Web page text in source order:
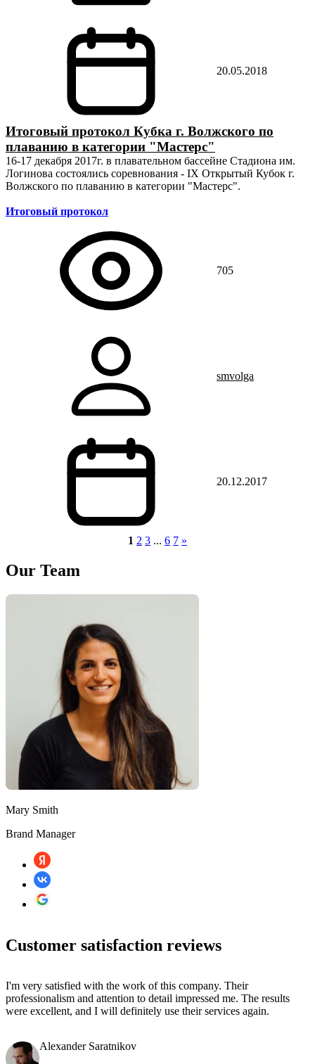
20.05.2018
Итоговый протокол Кубка г. Волжского по
плаванию в категории "Мастерс"
16-17 декабря 2017г. в плавательном бассейне Стадиона им.
Логинова состоялись соревнования - IX Открытый Кубок г.
Волжского по плаванию в категории "Мастерс".
Итоговый протокол
705
smvolga
20.12.2017
1 2 3 ... 6 7 »
Our Team
Mary Smith
Brand Manager
Customer satisfaction reviews
I'm very satisfied with the work of this company. Their
professionalism and attention to detail impressed me. The results
were excellent, and I will definitely use their services again.
Alexander Saratnikov